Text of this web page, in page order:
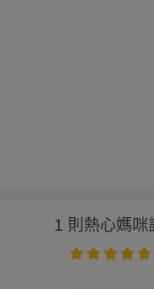
1 則熱心媽咪